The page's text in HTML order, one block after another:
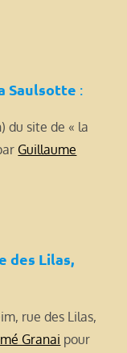
Saulsotte :
du site de « la
Guillaume
des Lilas,
rue des Lilas,
Granai pour